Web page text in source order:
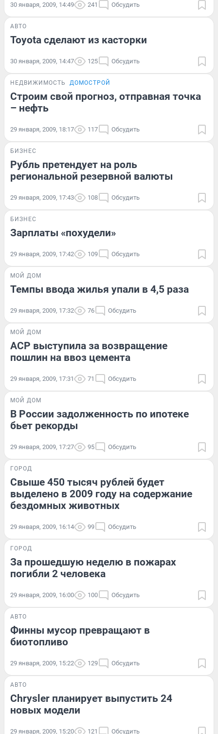
30 января, 2009, 14:49 241 Обсудить
АВТО
Toyota сделают из касторки
30 января, 2009, 14:47 125 Обсудить
НЕДВИЖИМОСТЬ ДОМОСТРОЙ
Строим свой прогноз, отправная точка
– нефть
29 января, 2009, 18:17 117 Обсудить
БИЗНЕС
Рубль претендует на роль
региональной резервной валюты
29 января, 2009, 17:43 108 Обсудить
БИЗНЕС
Зарплаты «похудели»
29 января, 2009, 17:42 109 Обсудить
МОЙ ДОМ
Темпы ввода жилья упали в 4,5 раза
29 января, 2009, 17:32 76 Обсудить
МОЙ ДОМ
АСР выступила за возвращение
пошлин на ввоз цемента
29 января, 2009, 17:31 71 Обсудить
МОЙ ДОМ
В России задолженность по ипотеке
бьет рекорды
29 января, 2009, 17:27 95 Обсудить
ГОРОД
Свыше 450 тысяч рублей будет
выделено в 2009 году на содержание
бездомных животных
29 января, 2009, 16:14 99 Обсудить
ГОРОД
За прошедшую неделю в пожарах
погибли 2 человека
29 января, 2009, 16:00 100 Обсудить
АВТО
Финны мусор превращают в
биотопливо
29 января, 2009, 15:22 129 Обсудить
АВТО
Chrysler планирует выпустить 24
новых модели
29 января, 2009, 15:20 121 Обсудить